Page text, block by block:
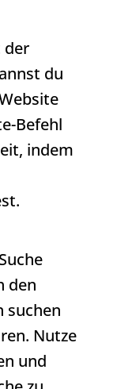
der
du
Befehl
indem
den
suchen
Nutze
und